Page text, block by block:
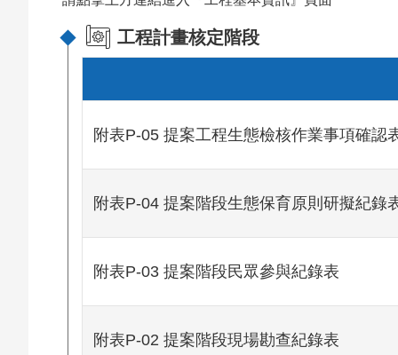
工程計畫核定階段
附表P-05 提案工程生態檢核作業事項確認
附表P-04 提案階段生態保育原則研擬紀錄
附表P-03 提案階段民眾參與紀錄表
附表P-02 提案階段現場勘查紀錄表